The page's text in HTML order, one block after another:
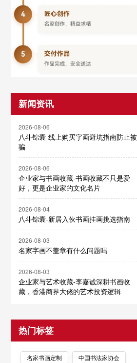
新闻资讯
2026-08-06
八斗锦囊-线上购买字画避坑指南防止被
骗
2026-08-06
企业家与书画收藏-书画收藏不只是爱
好，更是企业家的文化名片
2026-08-04
八斗锦囊-新居入伙书画挂画挑选指南
2026-08-03
名家字画不盖章有什么问题吗
2026-08-03
企业家与艺术收藏-李嘉诚深耕书画收
藏，香港商界大佬的艺术投资逻辑
热门标签
名家书画定制
中国书法家协会